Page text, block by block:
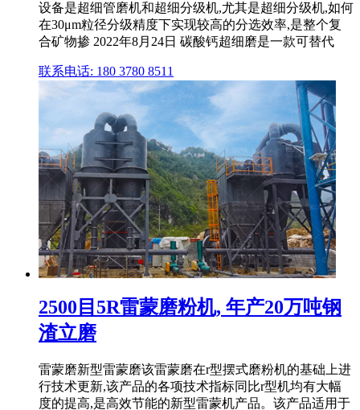
设备是超细管磨机和超细分级机,尤其是超细分级机,如何
在30μm粒径分级精度下实现较高的分选效率,是整个复
合矿物掺 2022年8月24日 碳酸钙超细磨是一款可替代
联系电话: 180 3780 8511
2500目5R雷蒙磨粉机, 年产20万吨钢
渣立磨
雷蒙磨新型雷蒙磨该雷蒙磨在r型摆式磨粉机的基础上进
行技术更新,该产品的各项技术指标同比r型机均有大幅
度的提高,是高效节能的新型雷蒙机产品。该产品适用于